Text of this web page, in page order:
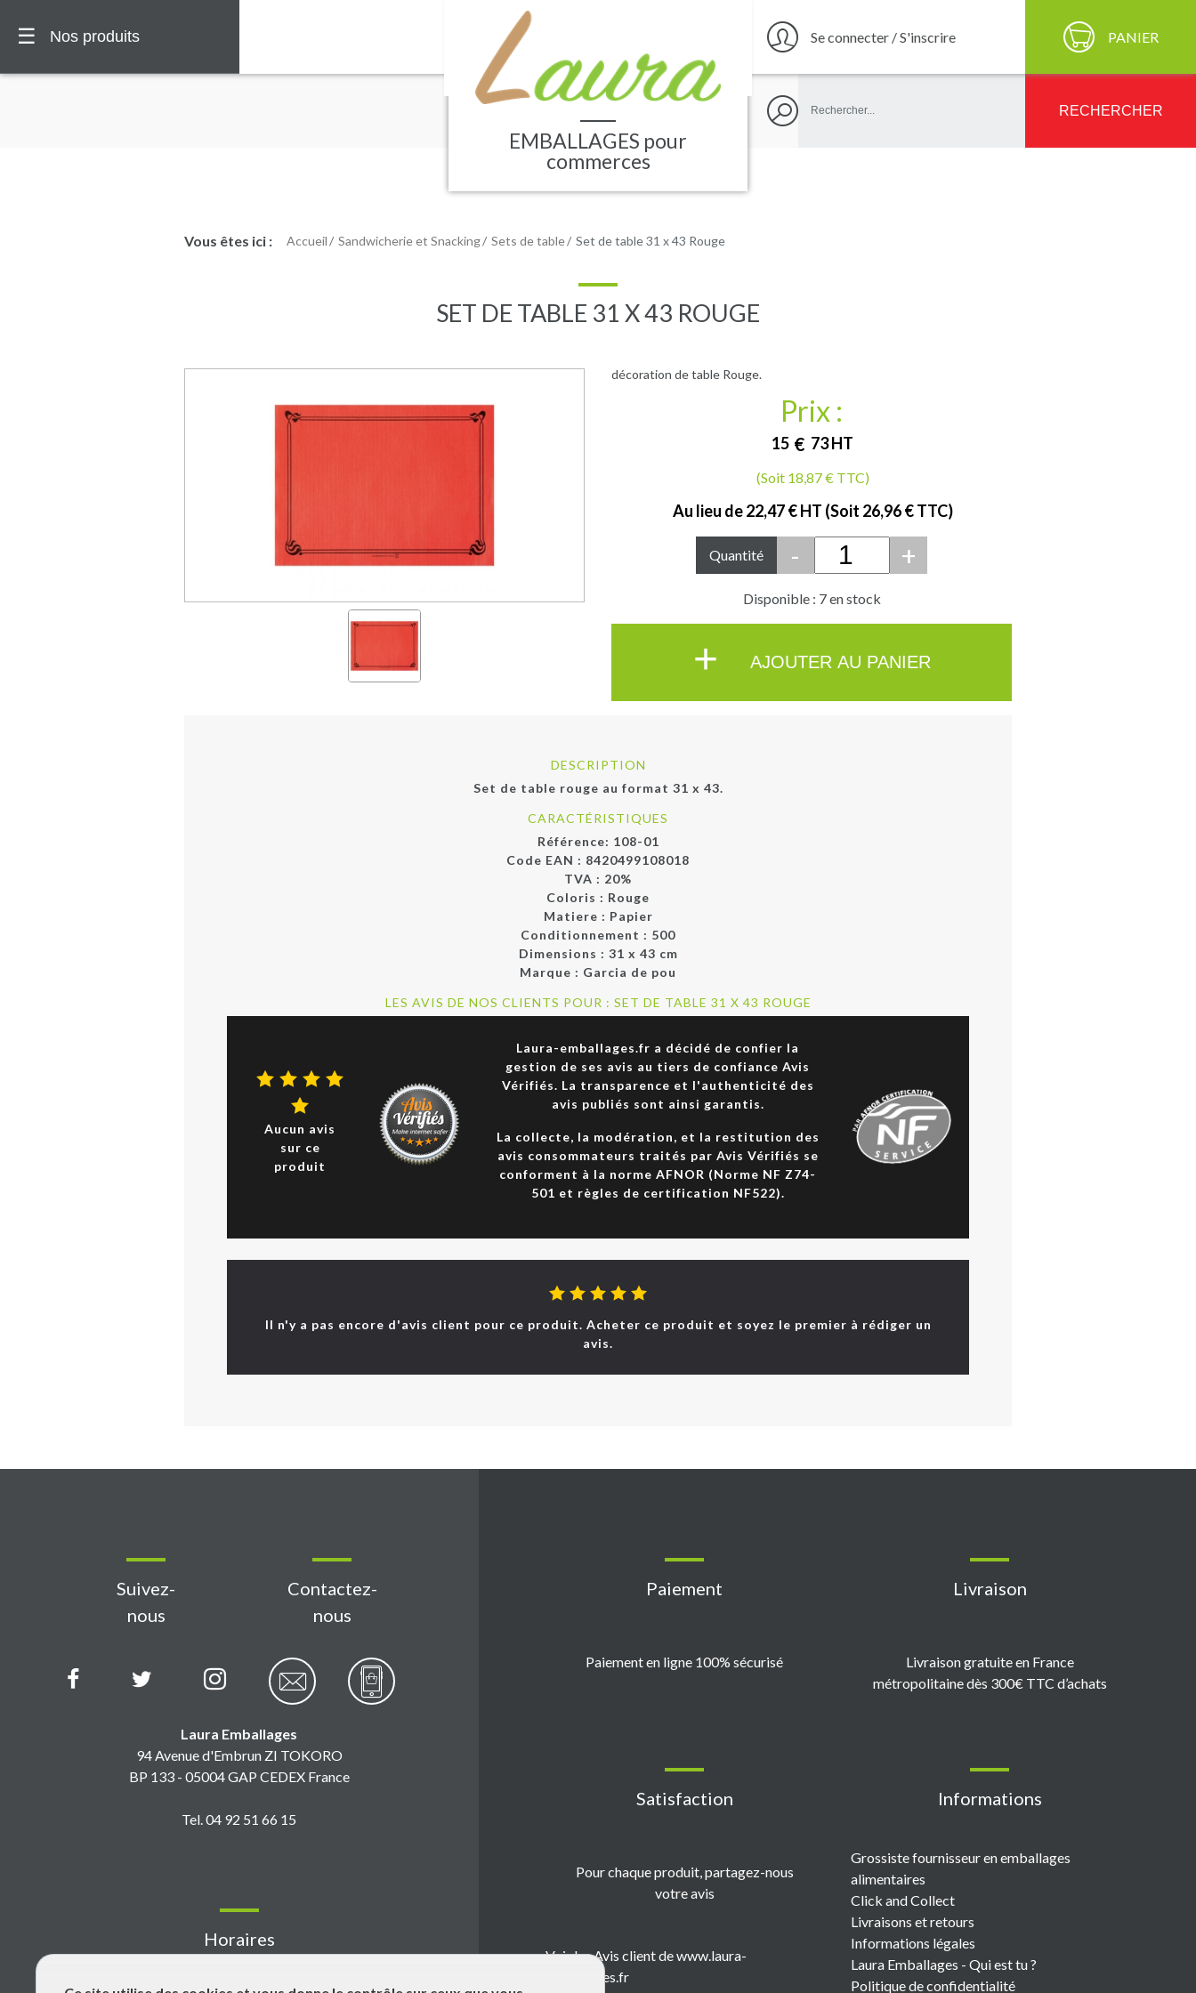
☰ Nos produits
EMBALLAGES pour
commerces
PANIER
Se connecter / S'inscrire
sur
le
RECHERCHER
🏠
Vous êtes ici : Accueil Sandwicherie et Snacking Sets de table Set de table 31 x 43 Rouge
SET DE TABLE 31 X 43 ROUGE
décoration de table Rouge.
Prix :
15 € 73HT
(Soit 18,87 € TTC)
Au lieu de22,47 € HT (Soit 26,96 € TTC)
Quantité - +
Disponible : 7 en stock
+ AJOUTER AU PANIER
DESCRIPTION
Set de table rouge au format 31 x 43.
CARACTÉRISTIQUES
Référence: 108-01
Code EAN : 8420499108018
TVA : 20%
Coloris : Rouge
Matiere : Papier
Conditionnement : 500
Dimensions : 31 x 43 cm
Marque : Garcia de pou
LES AVIS DE NOS CLIENTS POUR : SET DE TABLE 31 X 43 ROUGE
Aucun avis
sur ce
produit
Laura-emballages.fr a décidé de confier la
gestion de ses avis au tiers de confiance Avis
Vérifiés. La transparence et l'authenticité des
avis publiés sont ainsi garantis.
La collecte, la modération, et la restitution des
avis consommateurs traités par Avis Vérifiés se
conforment à la norme AFNOR (Norme NF Z74-
501 et règles de certification NF522).
Il n'y a pas encore d'avis client pour ce produit. Acheter ce produit et soyez le premier à rédiger un
avis.
Suivez-
nous
Contactez-
nous
Laura Emballages
94 Avenue d'Embrun ZI TOKORO
BP 133 - 05004 GAP CEDEX France
Tel. 04 92 51 66 15
Horaires
Paiement
Paiement en ligne 100% sécurisé
Livraison
Livraison gratuite en France
métropolitaine dès 300€ TTC d’achats
Satisfaction
Pour chaque produit, partagez-nous
votre avis
Voir les Avis client de www.laura-
emballages.fr
Informations
Grossiste fournisseur en emballages
alimentaires
Click and Collect
Livraisons et retours
Informations légales
Laura Emballages - Qui est tu ?
Politique de confidentialité